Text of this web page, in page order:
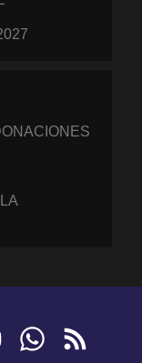
YouTubeWhatsApp
feed